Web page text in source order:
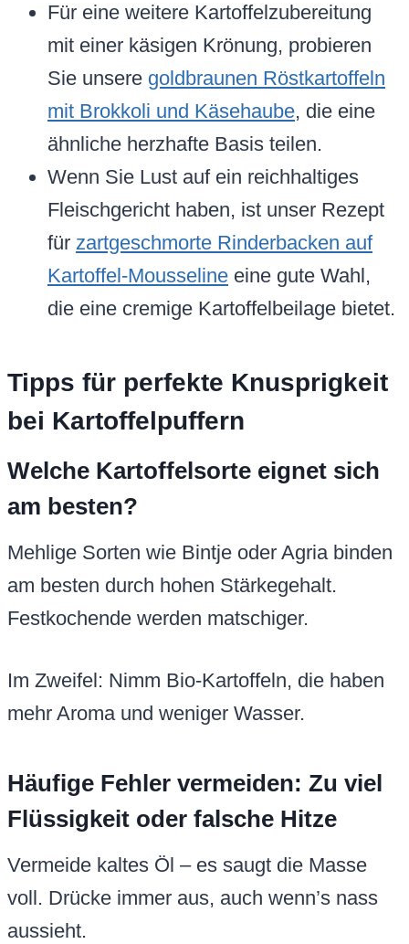
Für eine weitere Kartoffelzubereitung
mit einer käsigen Krönung, probieren
Sie unsere goldbraunen Röstkartoffeln
mit Brokkoli und Käsehaube, die eine
ähnliche herzhafte Basis teilen.
Wenn Sie Lust auf ein reichhaltiges
Fleischgericht haben, ist unser Rezept
für zartgeschmorte Rinderbacken auf
Kartoffel-Mousseline eine gute Wahl,
die eine cremige Kartoffelbeilage bietet.
Tipps für perfekte Knusprigkeit
bei Kartoffelpuffern
Welche Kartoffelsorte eignet sich
am besten?
Mehlige Sorten wie Bintje oder Agria binden
am besten durch hohen Stärkegehalt.
Festkochende werden matschiger.
Im Zweifel: Nimm Bio-Kartoffeln, die haben
mehr Aroma und weniger Wasser.
Häufige Fehler vermeiden: Zu viel
Flüssigkeit oder falsche Hitze
Vermeide kaltes Öl – es saugt die Masse
voll. Drücke immer aus, auch wenn’s nass
aussieht.